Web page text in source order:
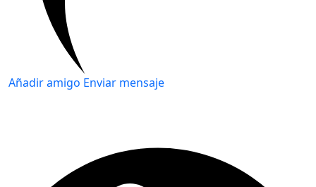
Añadir amigo Enviar mensaje